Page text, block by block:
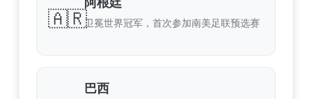
🇦🇷卫冕世界冠军，首次参加南美足联预选赛
巴西